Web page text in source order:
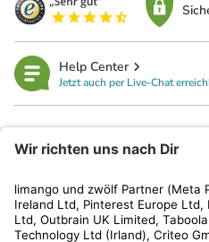
Help Center
Jetzt auch per Live-Chat
Kundenservice